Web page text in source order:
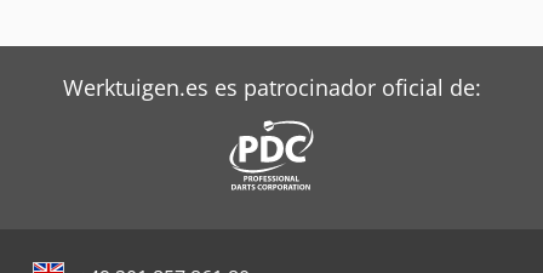
Werktuigen.es es patrocinador oficial de: